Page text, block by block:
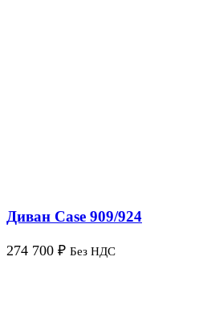
Диван Case 909/924
274 700 ₽ Без НДС